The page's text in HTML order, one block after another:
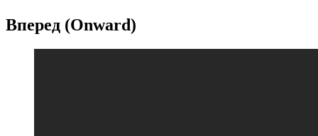
Вперед (Onward)